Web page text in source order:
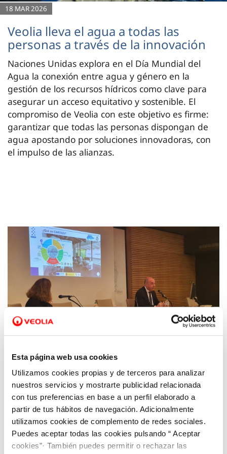
Esta página web usa cookies
Utilizamos cookies propias y de terceros para analizar
nuestros servicios y mostrarte publicidad relacionada
con tus preferencias en base a un perfil elaborado a
partir de tus hábitos de navegación. Adicionalmente
utilizamos cookies de complemento de redes sociales.
Puedes aceptar todas las cookies pulsando “ Aceptar
cookies”· También puedes permitir o rechazar las
18 MAR 2026
Veolia lleva el agua a todas las
personas a través de la innovación
Naciones Unidas explora en el Día Mundial del
Agua la conexión entre agua y género en la
gestión de los recursos hídricos como clave para
asegurar un acceso equitativo y sostenible. El
compromiso de Veolia con este objetivo es firme:
garantizar que todas las personas dispongan de
agua apostando por soluciones innovadoras, con
el impulso de las alianzas.
09 OCT 2024
Hidrogea expone su proyecto CARTADi de
digitalización en la jornada organizada por
el MITECO en Sevilla